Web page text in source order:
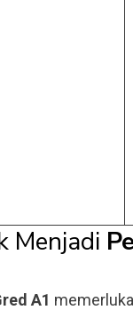
Menjadi
A1